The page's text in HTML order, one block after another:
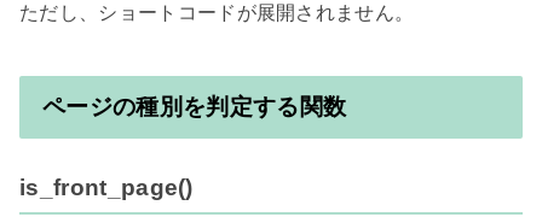
ただし、ショートコードが展開されません。
ページの種別を判定する関数
is_front_page()